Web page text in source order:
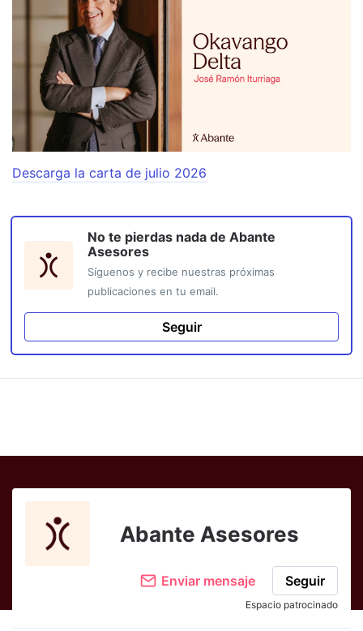
Descarga la carta de julio 2026
No te pierdas nada de Abante
Asesores
Síguenos y recibe nuestras próximas
publicaciones en tu email.
Seguir
Abante Asesores
Enviar mensaje Seguir
Espacio patrocinado